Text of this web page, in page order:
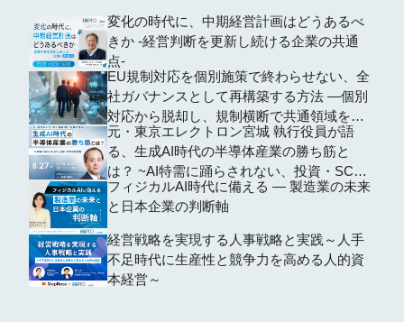
変化の時代に、中期経営計画はどうあるべ
きか -経営判断を更新し続ける企業の共通
点-
EU規制対応を個別施策で終わらせない、全
社ガバナンスとして再構築する方法 ―個別
対応から脱却し、規制横断で共通領域を再
編するための全社設計―
元・東京エレクトロン宮城 執行役員が語
る、生成AI時代の半導体産業の勝ち筋と
は？ ~AI特需に踊らされない、投資・SCM
の判断軸~
フィジカルAI時代に備える ― 製造業の未来
と日本企業の判断軸
経営戦略を実現する人事戦略と実践～人手
不足時代に生産性と競争力を高める人的資
本経営～